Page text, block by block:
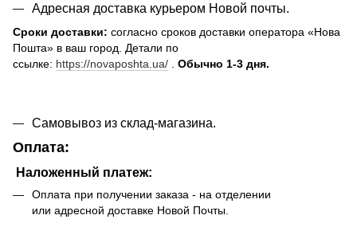
Адресная доставка курьером Новой почты.
Сроки доставки: согласно сроков доставки оператора «Нова
Пошта» в ваш город. Детали по
ссылке: https://novaposhta.ua/ Обычно 1-3 дня.
Самовывоз из склад-магазина.
Оплата:
Наложенный платеж:
Оплата при получении заказа - на отделении
или адресной доставке Новой Почты.